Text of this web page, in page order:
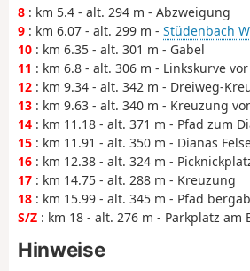
8 : km 5.4 - alt. 294 m - Abzweigung
9 : km 6.07 - alt. 299 m - Stüdenbach
10 : km 6.35 - alt. 301 m - Gabel
11 : km 6.8 - alt. 306 m - Linkskurve
12 : km 9.34 - alt. 342 m - Dreiweg-
13 : km 9.63 - alt. 340 m - Kreuzung
14 : km 11.18 - alt. 371 m - Pfad zum
15 : km 11.91 - alt. 350 m - Dianas
16 : km 12.38 - alt. 324 m -
17 : km 14.75 - alt. 288 m - Kreuzung
18 : km 15.99 - alt. 345 m - Pfad bergab
S/Z : km 18 - alt. 276 m - Parkplatz am
Hinweise